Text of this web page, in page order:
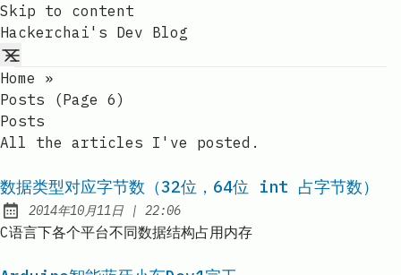
Skip to content
Hackerchai's Dev Blog
Home
»
Posts (page 6)
Posts
All the articles I've posted.
数据类型对应字节数（32位，64位 int 占字节数）
Published:
2014年10月11日 | at
22:06
C语言下各个平台不同数据结构占用内存